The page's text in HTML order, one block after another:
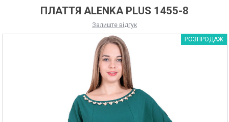
ПЛАТТЯ ALENKA PLUS 1455-8
Залиште відгук
РОЗПРОДАЖ